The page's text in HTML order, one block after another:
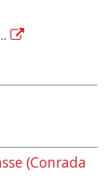
(Conrada